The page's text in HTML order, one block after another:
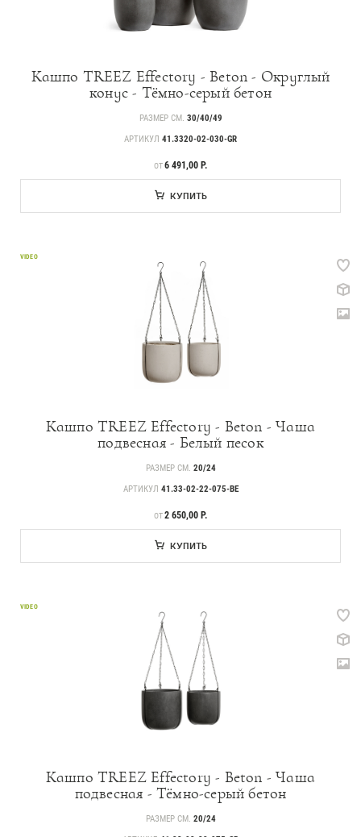
Кашпо TREEZ Effectory - Beton - Округлый
конус - Тёмно-серый бетон
РАЗМЕР СМ. 30/40/49
АРТИКУЛ 41.3320-02-030-GR
ЦЕНА
ОТ6 491,00 Р.
КУПИТЬ
VIDEO
Кашпо TREEZ Effectory - Beton - Чаша
подвесная - Белый песок
РАЗМЕР СМ. 20/24
АРТИКУЛ 41.33-02-22-075-BE
ЦЕНА
ОТ2 650,00 Р.
КУПИТЬ
VIDEO
Кашпо TREEZ Effectory - Beton - Чаша
подвесная - Тёмно-серый бетон
РАЗМЕР СМ. 20/24